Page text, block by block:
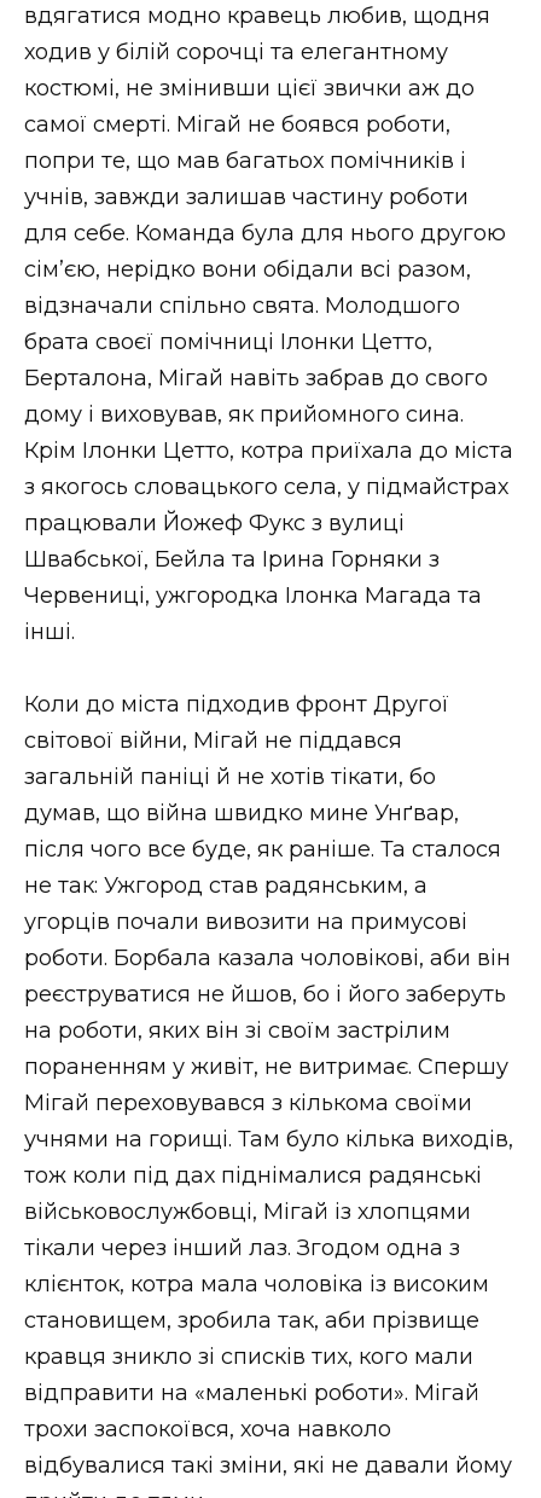
вдягатися модно кравець любив, щодня
ходив у білій сорочці та елегантному
костюмі, не змінивши цієї звички аж до
самої смерті. Мігай не боявся роботи,
попри те, що мав багатьох помічників і
учнів, завжди залишав частину роботи
для себе. Команда була для нього другою
сім’єю, нерідко вони обідали всі разом,
відзначали спільно свята. Молодшого
брата своєї помічниці Ілонки Цетто,
Берталона, Мігай навіть забрав до свого
дому і виховував, як прийомного сина.
Крім Ілонки Цетто, котра приїхала до міста
з якогось словацького села, у підмайстрах
працювали Йожеф Фукс з вулиці
Швабської, Бейла та Ірина Горняки з
Червениці, ужгородка Ілонка Магада та
інші.
Коли до міста підходив фронт Другої
світової війни, Мігай не піддався
загальній паніці й не хотів тікати, бо
думав, що війна швидко мине Унґвар,
після чого все буде, як раніше. Та сталося
не так: Ужгород став радянським, а
угорців почали вивозити на примусові
роботи. Борбала казала чоловікові, аби він
реєструватися не йшов, бо і його заберуть
на роботи, яких він зі своїм застрілим
пораненням у живіт, не витримає. Спершу
Мігай переховувався з кількома своїми
учнями на горищі. Там було кілька виходів,
тож коли під дах піднімалися радянські
військовослужбовці, Мігай із хлопцями
тікали через інший лаз. Згодом одна з
клієнток, котра мала чоловіка із високим
становищем, зробила так, аби прізвище
кравця зникло зі списків тих, кого мали
відправити на «маленькі роботи». Мігай
трохи заспокоївся, хоча навколо
відбувалися такі зміни, які не давали йому